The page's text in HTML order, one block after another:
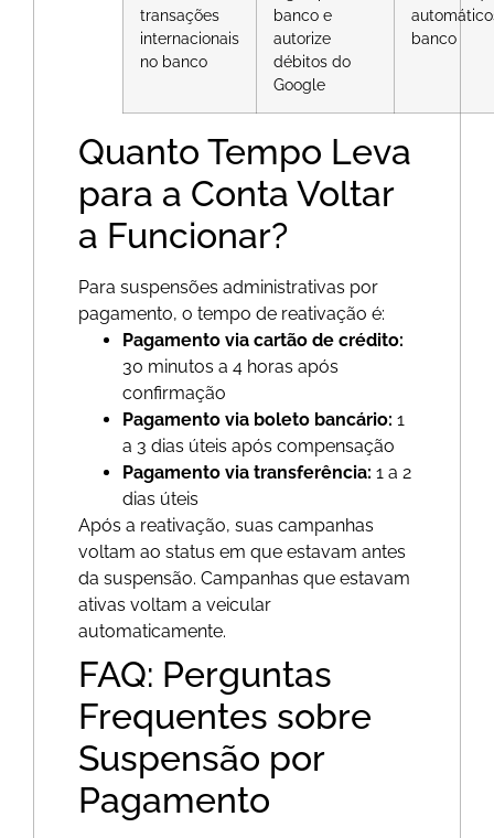
transações
internacionais
no banco
banco e
autorize
débitos do
Google
banco
Quanto Tempo Leva
para a Conta Voltar
a Funcionar?
Para suspensões administrativas por
pagamento, o tempo de reativação é:
Pagamento via cartão de crédito:
30 minutos a 4 horas após
confirmação
Pagamento via boleto bancário: 1
a 3 dias úteis após compensação
Pagamento via transferência: 1 a 2
dias úteis
Após a reativação, suas campanhas
voltam ao status em que estavam antes
da suspensão. Campanhas que estavam
ativas voltam a veicular
automaticamente.
FAQ: Perguntas
Frequentes sobre
Suspensão por
Pagamento